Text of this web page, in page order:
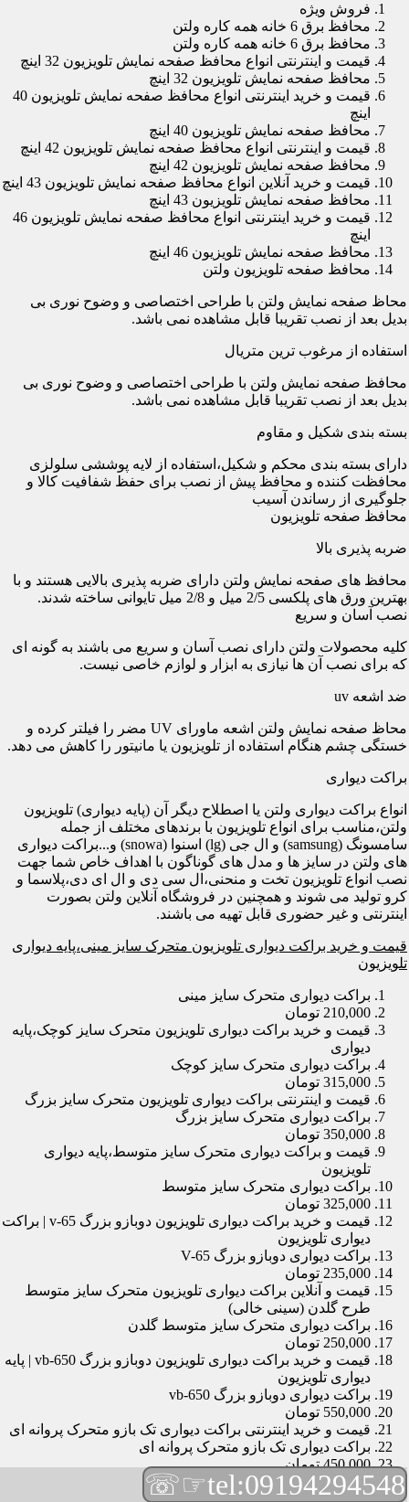
فروش ویژه
محافظ برق 6 خانه همه کاره ولتن
محافظ برق 6 خانه همه کاره ولتن
قیمت و اینترنتی انواع محافظ صفحه نمایش تلویزیون 32 اینچ
محافظ صفحه نمایش تلویزیون 32 اینچ
قیمت و خرید اینترنتی انواع محافظ صفحه نمایش تلویزیون 40
اینچ
محافظ صفحه نمایش تلویزیون 40 اینچ
قیمت و اینترنتی انواع محافظ صفحه نمایش تلویزیون 42 اینچ
محافظ صفحه نمایش تلویزیون 42 اینچ
قیمت و خرید آنلاین انواع محافظ صفحه نمایش تلویزیون 43 اینچ
محافظ صفحه نمایش تلویزیون 43 اینچ
قیمت و خرید اینترنتی انواع محافظ صفحه نمایش تلویزیون 46
اینچ
محافظ صفحه نمایش تلویزیون 46 اینچ
محافظ صفحه تلویزیون ولتن
محاظ صفحه نمایش ولتن با طراحی اختصاصی و وضوح نوری بی
بدیل بعد از نصب تقریبا قابل مشاهده نمی باشد.
استفاده از مرغوب ترین متریال
محافظ صفحه نمایش ولتن با طراحی اختصاصی و وضوح نوری بی
بدیل بعد از نصب تقریبا قابل مشاهده نمی باشد.
بسته بندی شکیل و مقاوم
دارای بسته بندی محکم و شکیل،استفاده از لایه پوششی سلولزی
محافظت کننده و محافظ پیش از نصب برای حفظ شفافیت کالا و
جلوگیری از رساندن آسیب
محافظ صفحه تلویزیون
ضربه پذیری بالا
محافظ های صفحه نمایش ولتن دارای ضربه پذیری بالایی هستند و با
بهترین ورق های پلکسی 2/5 میل و 2/8 میل تایوانی ساخته شدند.
نصب آسان و سریع
کلیه محصولات ولتن دارای نصب آسان و سریع می باشند به گونه ای
که برای نصب آن ها نیازی به ابزار و لوازم خاصی نیست.
ضد اشعه uv
محاظ صفحه نمایش ولتن اشعه ماورای UV مضر را فیلتر کرده و
خستگی چشم هنگام استفاده از تلویزیون یا مانیتور را کاهش می دهد.
براکت دیواری
انواع براکت دیواری ولتن یا اصطلاح دیگر آن (پایه دیواری) تلویزیون
ولتن،مناسب برای انواع تلویزیون با برندهای مختلف از جمله
سامسونگ (samsung) و ال جی (lg) اسنوا (snowa) و...براکت دیواری
های ولتن در سایز ها و مدل های گوناگون با اهداف خاص شما جهت
نصب انواع تلویزیون تخت و منحنی،ال سی دی و ال ای دی،پلاسما و
کرو تولید می شوند و همچنین در فروشگاه آنلاین ولتن بصورت
اینترنتی و غیر حضوری قابل تهیه می باشند.
قیمت و خرید براکت دیواری تلویزیون متحرک سایز مینی،پایه دیواری
تلویزیون
براکت دیواری متحرک سایز مینی
210,000 تومان
قیمت و خرید براکت دیواری تلویزیون متحرک سایز کوچک،پایه
دیواری
براکت دیواری متحرک سایز کوچک
315,000 تومان
قیمت و اینترنتی براکت دیواری تلویزیون متحرک سایز بزرگ
براکت دیواری متحرک سایز بزرگ
350,000 تومان
قیمت و براکت دیواری متحرک سایز متوسط،پایه دیواری
تلویزیون
براکت دیواری متحرک سایز متوسط
325,000 تومان
قیمت و خرید براکت دیواری تلویزیون دوبازو بزرگ v-65 | براکت
دیواری تلویزیون
براکت دیواری دوبازو بزرگ V-65
235,000 تومان
قیمت و آنلاین براکت دیواری تلویزیون متحرک سایز متوسط
طرح گلدن (سینی خالی)
براکت دیواری متحرک سایز متوسط گلدن
250,000 تومان
قیمت و خرید براکت دیواری تلویزیون دوبازو بزرگ vb-650 | پایه
دیواری تلویزیون
براکت دیواری دوبازو بزرگ vb-650
550,000 تومان
قیمت و خرید اینترنتی براکت دیواری تک بازو متحرک پروانه ای
براکت دیواری تک بازو متحرک پروانه ای
450,000 تومان
قیمت و براکت دیواری تلویزیون مچی | براکت دیواری تلویزیون
tel:09194294548
☞☏